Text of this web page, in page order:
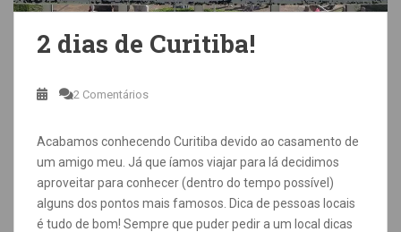
2 dias de Curitiba!
2 Comentários
Acabamos conhecendo Curitiba devido ao casamento de
um amigo meu. Já que íamos viajar para lá decidimos
aproveitar para conhecer (dentro do tempo possível)
alguns dos pontos mais famosos. Dica de pessoas locais
é tudo de bom! Sempre que puder pedir a um local dicas